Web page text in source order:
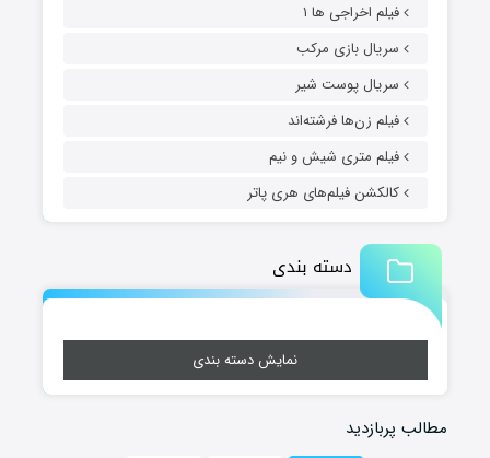
فیلم اخراجی ها ۱
سریال بازی مرکب
سریال پوست شیر
فیلم زن‌ها فرشته‌اند
فیلم متری شیش و نیم
کالکشن فیلم‌های هری پاتر
دسته بندی
نمایش دسته بندی
مطالب پربازدید